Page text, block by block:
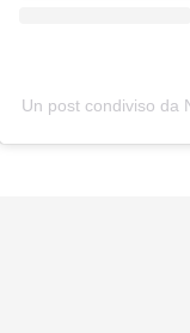
Un post condiviso da